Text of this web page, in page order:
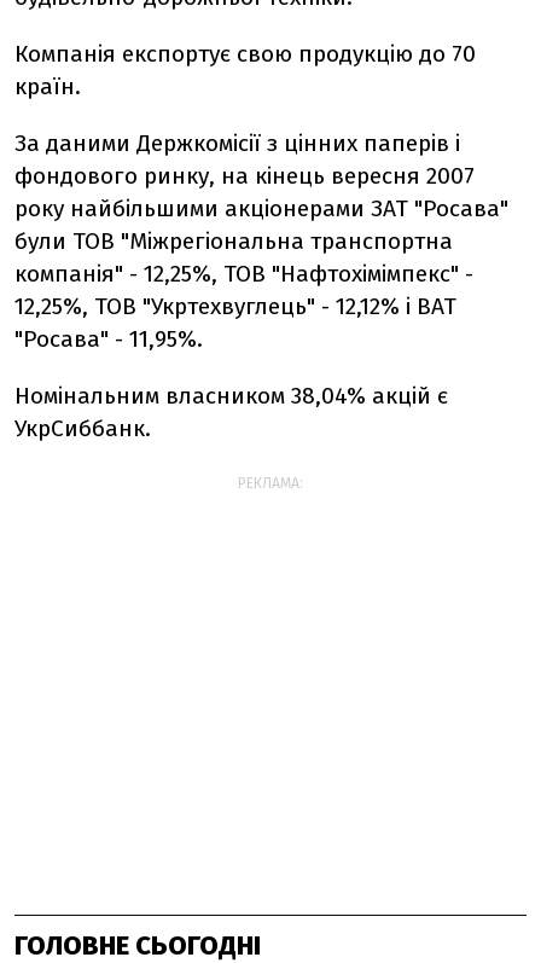
Компанiя експортує свою продукцiю до 70
країн.
За даними Держкомiсiї з цiнних паперiв i
фондового ринку, на кiнець вересня 2007
року найбiльшими акцiонерами ЗАТ "Росава"
були ТОВ "Мiжрегiональна транспортна
компанiя" - 12,25%, ТОВ "Нафтохiмiмпекс" -
12,25%, ТОВ "Укртехвуглець" - 12,12% i ВАТ
"Росава" - 11,95%.
Номiнальним власником 38,04% акцiй є
УкрСиббанк.
РЕКЛАМА:
ГОЛОВНЕ СЬОГОДНІ